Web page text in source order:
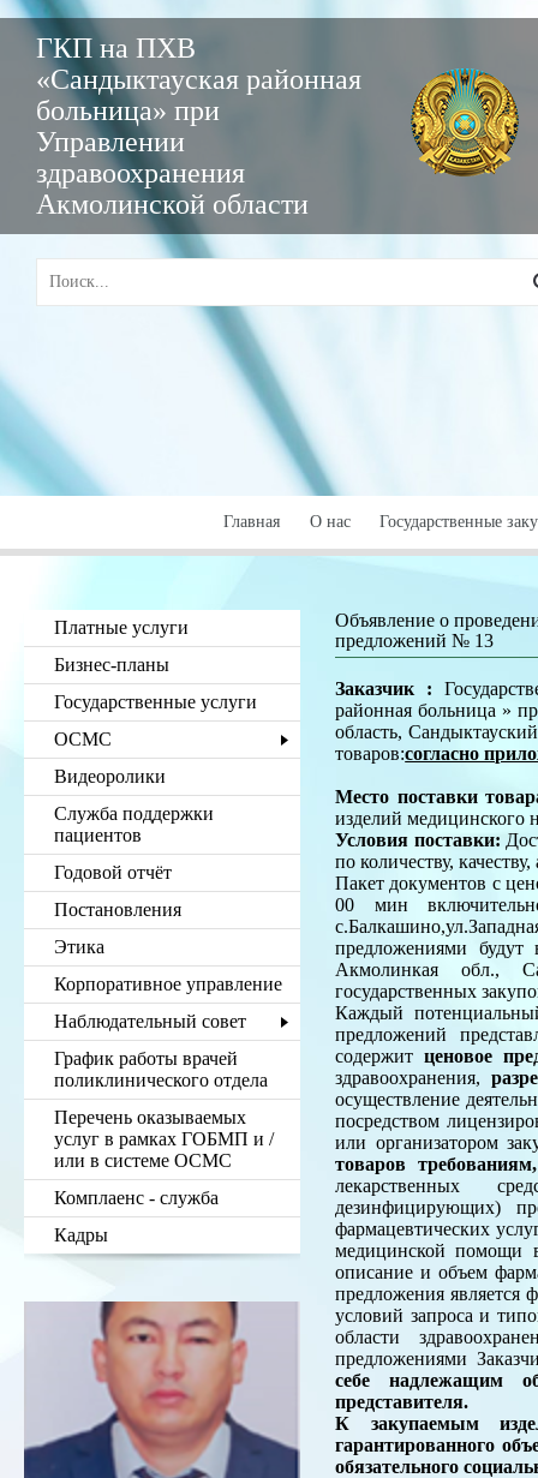
ГКП на ПХВ
«Сандыктауская районная
больница» при
Управлении
здравоохранения
Акмолинской области
Главная О нас Государственные
Платные услуги
Бизнес-планы
Государственные услуги
ОСМС
Видеоролики
Служба поддержки
пациентов
Годовой отчёт
Постановления
Этика
Корпоративное управление
Наблюдательный совет
График работы врачей
поликлинического отдела
Перечень оказываемых
услуг в рамках ГОБМП и /
или в системе ОСМС
Комплаенс - служба
Кадры
Объявление о
предложений № 13
Заказчик :
районная больница »
область,
товаров:согласно
Место поставки
изделий медицинского
Условия поставки:
по количеству,
Пакет документов с
00 мин
предложениями
Акмолинкая обл.,
государственных
Каждый
предложений
содержитценовое
здравоохранения,
осуществление
посредством
или организатором
товаров
лекарственных
дезинфицирующих)
фармацевтических
медицинской помощи в
описание и объем
предложения является
условий запроса и
области
предложениями
себе надлежащим
представителя.
К закупаемым
гарантированного
обязательного